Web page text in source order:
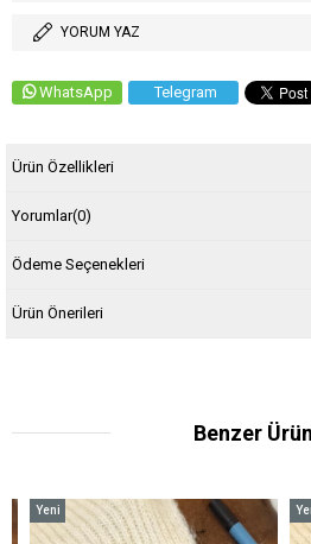
YORUM YAZ
WhatsApp Telegram
Ürün Özellikleri
Yorumlar(0)
Ödeme Seçenekleri
Ürün Önerileri
Benzer
Yeni
Ürün
Yeni
Ürün